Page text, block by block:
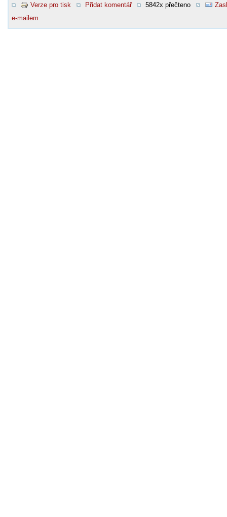
Verze pro tisk Přidat komentář 5842x přečteno
e-mailem